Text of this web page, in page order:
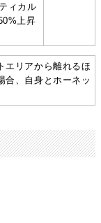
ィカル
上昇
エリアから離れるほ
合、自身とホーネッ